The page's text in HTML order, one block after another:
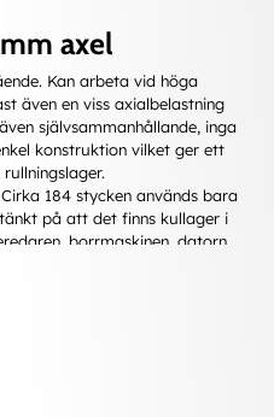
axel
Kan arbeta vid höga
även en viss axialbelastning
självsammanhållande, inga
konstruktion vilket ger ett
184 stycken används bara
på att det finns kullager i
borrmaskinen, datorn,
tätningar; de är då
förhållanden helt